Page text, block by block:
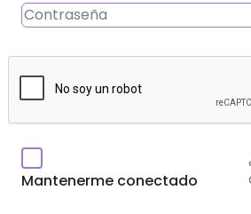
Mantenerme conectado